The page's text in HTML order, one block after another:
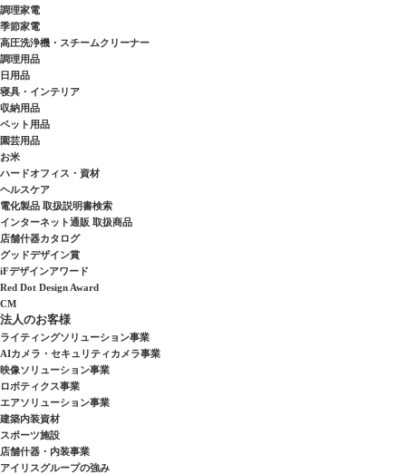
調理家電
季節家電
高圧洗浄機・スチームクリーナー
調理用品
日用品
寝具・インテリア
収納用品
ペット用品
園芸用品
お米
ハードオフィス・資材
ヘルスケア
電化製品 取扱説明書検索
インターネット通販 取扱商品
店舗什器カタログ
グッドデザイン賞
iFデザインアワード
Red Dot Design Award
CM
法人のお客様
ライティングソリューション事業
AIカメラ・セキュリティカメラ事業
映像ソリューション事業
ロボティクス事業
エアソリューション事業
建築内装資材
スポーツ施設
店舗什器・内装事業
アイリスグループの強み